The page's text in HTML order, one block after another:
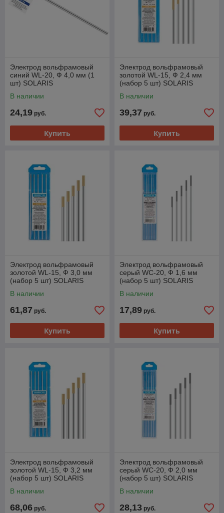
Электрод вольфрамовый
синий WL-20, Ф 4,0 мм (1
шт) SOLARIS
В наличии
24,19 руб.
Купить
Электрод вольфрамовый
золотой WL-15, Ф 2,4 мм
(набор 5 шт) SOLARIS
В наличии
39,37 руб.
Купить
Электрод вольфрамовый
золотой WL-15, Ф 3,0 мм
(набор 5 шт) SOLARIS
В наличии
61,87 руб.
Купить
Электрод вольфрамовый
серый WC-20, Ф 1,6 мм
(набор 5 шт) SOLARIS
В наличии
17,89 руб.
Купить
Электрод вольфрамовый
золотой WL-15, Ф 3,2 мм
(набор 5 шт) SOLARIS
В наличии
68,06 руб.
Электрод вольфрамовый
серый WC-20, Ф 2,0 мм
(набор 5 шт) SOLARIS
В наличии
28,13 руб.